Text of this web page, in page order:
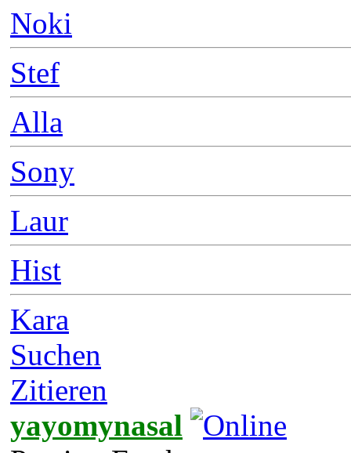
Noki
Stef
Alla
Sony
Laur
Hist
Kara
Suchen
Zitieren
yayomynasal